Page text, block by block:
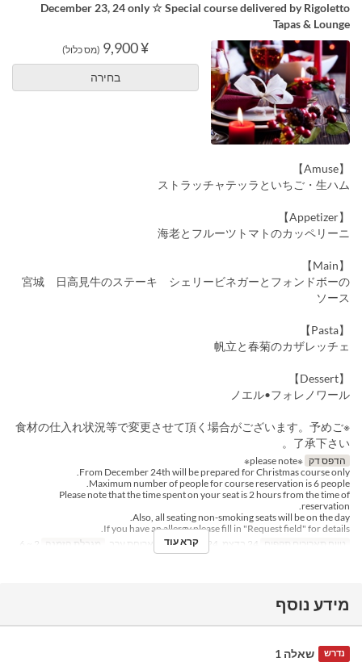
December 23, 24 only ☆ Special course delivered by Rigoletto
Tapas & Lounge
¥ 9,900 (מס כלול)
בחירה
【Amuse】
ストラッチャテッラといちご・生ハム
【Appetizer】
海老とフルーツトマトのカッペリーニ
【Main】
宮城 日高見牛のステーキ シェリービネガーとフォンドボーの
ソース
【Pasta】
帆立と春菊のカザレッチェ
【Dessert】
ノエル•フォレノワール
※食材の仕入れ状況等で変更させて頂く場合がございます。予めご
了承下さい。
הדפס דק ※please note※
From December 24th will be prepared for Christmas course only.
Maximum number of people for course reservation is 6 people.
Please note that the time spent on your seat is 2 hours from the time of
reservation.
Also, all seating non-smoking seats will be on the day.
If you have an allergy please fill in "Request field" for details.
טווח תאריכים תקפים
ארוחות ארוחת ערב מגבלת הזמנה קרא עוד
מידע נוסף
שאלה 1 נדרש